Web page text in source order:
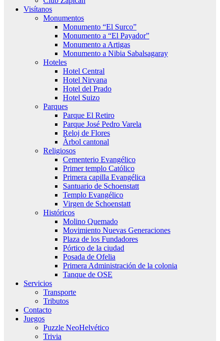
Visítanos
Monumentos
Monumento “El Surco”
Monumento a “El Payador”
Monumento a Artigas
Monumento a Nibia Sabalsagaray
Hoteles
Hotel Central
Hotel Nirvana
Hotel del Prado
Hotel Suizo
Parques
Parque El Retiro
Parque José Pedro Varela
Reloj de Flores
Àrbol cantonal
Religiosos
Cementerio Evangélico
Primer templo Católico
Primera capilla Evangélica
Santuario de Schoenstatt
Templo Evangélico
Virgen de Schoenstatt
Históricos
Molino Quemado
Movimiento Nuevas Generaciones
Plaza de los Fundadores
Pórtico de la ciudad
Posada de Ofelia
Primera Administración de la colonia
Tanque de OSE
Servicios
Transporte
Tributos
Contacto
Juegos
Puzzle NeoHelvético
Trivia